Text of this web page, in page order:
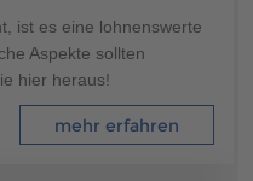
7 Min. Lesezeit 16.01.2024
89
ist es eine lohnenswerte
Aspekte sollten
hier heraus!
mehr erfahren